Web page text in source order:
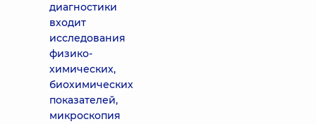
диагностики
входит
исследования
физико-
химических,
биохимических
показателей,
микроскопия